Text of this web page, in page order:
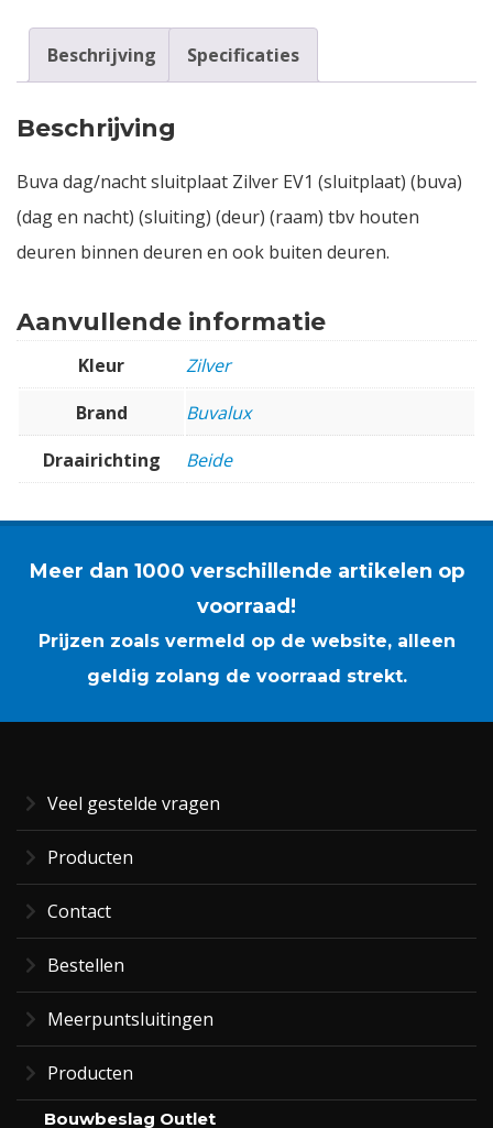
Beschrijving Specificaties
Beschrijving
Buva dag/nacht sluitplaat Zilver EV1 (sluitplaat) (buva)
(dag en nacht) (sluiting) (deur) (raam) tbv houten
deuren binnen deuren en ook buiten deuren.
Aanvullende informatie
Kleur
Zilver
Brand
Buvalux
Draairichting
Beide
Meer dan 1000 verschillende artikelen op
voorraad!
Prijzen zoals vermeld op de website, alleen
geldig zolang de voorraad strekt.
Veel gestelde vragen
Producten
Contact
Bestellen
Meerpuntsluitingen
Producten
Bouwbeslag Outlet